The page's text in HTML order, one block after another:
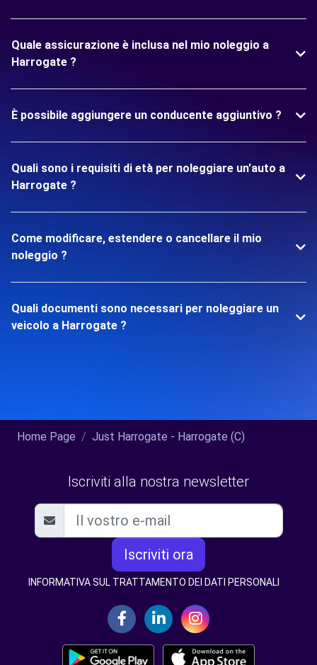
Quale assicurazione è inclusa nel mio noleggio a
Harrogate ?
È possibile aggiungere un conducente aggiuntivo ?
Quali sono i requisiti di età per noleggiare un'auto a
Harrogate ?
Come modificare, estendere o cancellare il mio
noleggio ?
Quali documenti sono necessari per noleggiare un
veicolo a Harrogate ?
Home Page Just Harrogate - Harrogate (C)
Iscriviti alla nostra newsletter
Iscriviti ora
INFORMATIVA SUL TRATTAMENTO DEI DATI PERSONALI